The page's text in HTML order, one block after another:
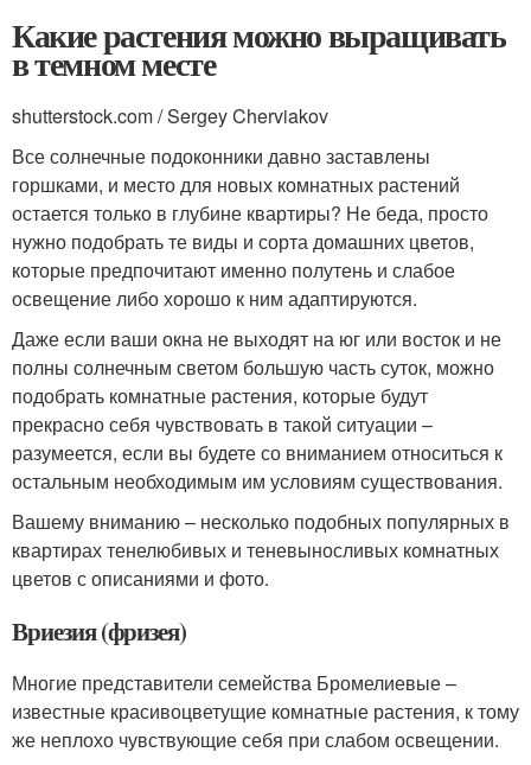
Какие растения можно выращивать
в темном месте
shutterstock.com / Sergey Cherviakov
Все солнечные подоконники давно заставлены
горшками, и место для новых комнатных растений
остается только в глубине квартиры? Не беда, просто
нужно подобрать те виды и сорта домашних цветов,
которые предпочитают именно полутень и слабое
освещение либо хорошо к ним адаптируются.
Даже если ваши окна не выходят на юг или восток и не
полны солнечным светом большую часть суток, можно
подобрать комнатные растения, которые будут
прекрасно себя чувствовать в такой ситуации –
разумеется, если вы будете со вниманием относиться к
остальным необходимым им условиям существования.
Вашему вниманию – несколько подобных популярных в
квартирах тенелюбивых и теневыносливых комнатных
цветов с описаниями и фото.
Вриезия (фризея)
Многие представители семейства Бромелиевые –
известные красивоцветущие комнатные растения, к тому
же неплохо чувствующие себя при слабом освещении.